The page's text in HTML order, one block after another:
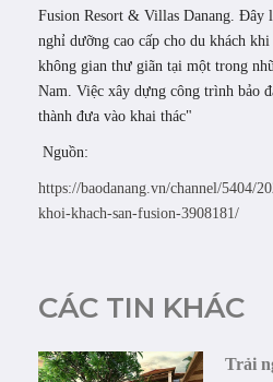
Fusion Resort & Villas Danang. Đây
nghỉ dưỡng cao cấp cho du khách
không gian thư giãn tại một trong
Nam. Việc xây dựng công trình bảo
thành đưa vào khai thác"
Nguồn:
https://baodanang.vn/channel/5404/
khoi-khach-san-fusion-3908181/
CÁC TIN KHÁC
Trải